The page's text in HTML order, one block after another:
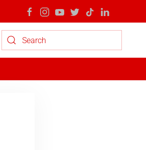
Type 2 or more characters for results.